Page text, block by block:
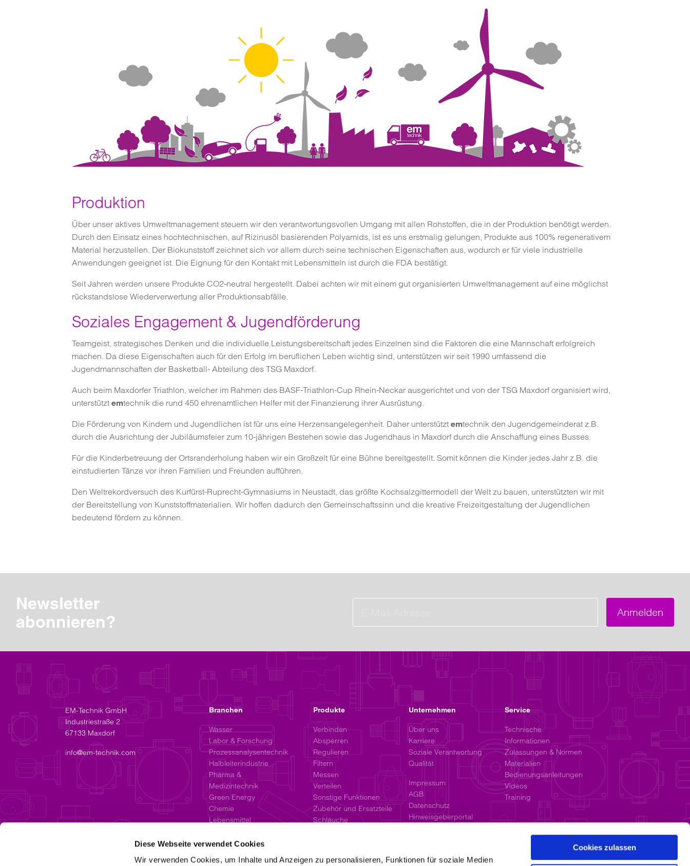
Diese Webseite verwendet Cookies
Wir verwenden Cookies, um Inhalte und Anzeigen zu personalisieren, Funktionen für soziale Medien
Cookies zulassen
Produktion
Über unser aktives Umweltmanagement steuern wir den verantwortungsvollen Umgang mit allen Rohstoffen, die in der Produktion benötigt werden.
Durch den Einsatz eines hochtechnischen, auf Rizinusöl basierenden Polyamids, ist es uns erstmalig gelungen, Produkte aus 100% regenerativem
Material herzustellen. Der Biokunststoff zeichnet sich vor allem durch seine technischen Eigenschaften aus, wodurch er für viele industrielle
Anwendungen geeignet ist. Die Eignung für den Kontakt mit Lebensmitteln ist durch die FDA bestätigt.
Seit Jahren werden unsere Produkte CO2-neutral hergestellt. Dabei achten wir mit einem gut organisierten Umweltmanagement auf eine möglichst
rückstandslose Wiederverwertung aller Produktionsabfälle.
Soziales Engagement & Jugendförderung
Teamgeist, strategisches Denken und die individuelle Leistungsbereitschaft jedes Einzelnen sind die Faktoren die eine Mannschaft erfolgreich
machen. Da diese Eigenschaften auch für den Erfolg im beruflichen Leben wichtig sind, unterstützen wir seit 1990 umfassend die
Jugendmannschaften der Basketball- Abteilung des TSG Maxdorf.
Auch beim Maxdorfer Triathlon, welcher im Rahmen des BASF-Triathlon-Cup Rhein-Neckar ausgerichtet und von der TSG Maxdorf organisiert wird,
unterstütztemtechnik die rund 450 ehrenamtlichen Helfer mit der Finanzierung ihrer Ausrüstung.
Die Förderung von Kindern und Jugendlichen ist für uns eine Herzensangelegenheit. Daher unterstütztemtechnik den Jugendgemeinderat z.B.
durch die Ausrichtung der Jubiläumsfeier zum 10-jährigen Bestehen sowie das Jugendhaus in Maxdorf durch die Anschaffung eines Busses.
Für die Kinderbetreuung der Ortsranderholung haben wir ein Großzelt für eine Bühne bereitgestellt. Somit können die Kinder jedes Jahr z.B. die
einstudierten Tänze vor ihren Familien und Freunden aufführen.
Den Weltrekordversuch des Kurfürst-Ruprecht-Gymnasiums in Neustadt, das größte Kochsalzgittermodell der Welt zu bauen, unterstützten wir mit
der Bereitstellung von Kunststoffmaterialien. Wir hoffen dadurch den Gemeinschaftssinn und die kreative Freizeitgestaltung der Jugendlichen
bedeutend fördern zu können.
Newsletter
abonnieren?
Anmelden
EM-Technik GmbH
Industriestraße 2
67133 Maxdorf
info@em-technik.com
Branchen
Wasser
Labor & Forschung
Prozessanalysentechnik
Halbleiterindustrie
Pharma &
Medizintechnik
Green Energy
Chemie
Lebensmittel
Produkte
Verbinden
Absperren
Regulieren
Filtern
Messen
Verteilen
Sonstige Funktionen
Zubehör und Ersatzteile
Schläuche
Unternehmen
Über uns
Karriere
Soziale Verantwortung
Qualität
Impressum
AGB
Datenschutz
Hinweisgeberportal
Service
Technische
Informationen
Zulassungen & Normen
Materialien
Bedienungsanleitungen
Videos
Training